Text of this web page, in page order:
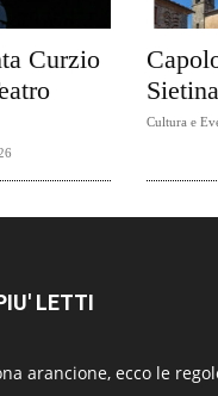
Curzio
Cultura e
LETTI
arancione, ecco le